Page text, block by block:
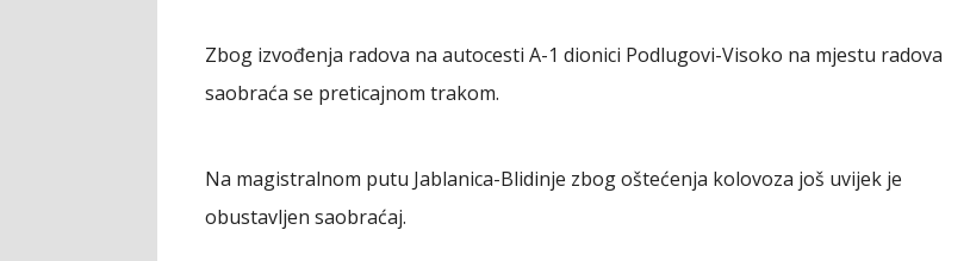
Zbog izvođenja radova na autocesti A-1 dionici Podlugovi-Visoko na mjestu radova
saobraća se preticajnom trakom.
Na magistralnom putu Jablanica-Blidinje zbog oštećenja kolovoza još uvijek je
obustavljen saobraćaj.